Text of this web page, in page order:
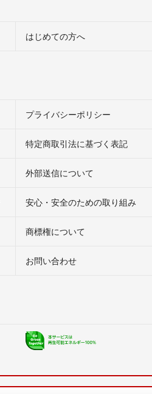
はじめての方へ
プライバシーポリシー
特定商取引法に基づく表記
外部送信について
安心・安全のための取り組み
商標権について
お問い合わせ